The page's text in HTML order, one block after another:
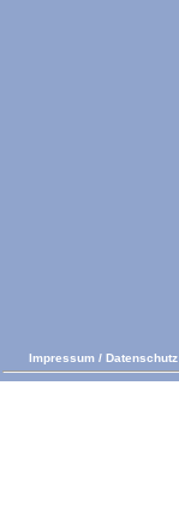
Impressum / Datenschutz